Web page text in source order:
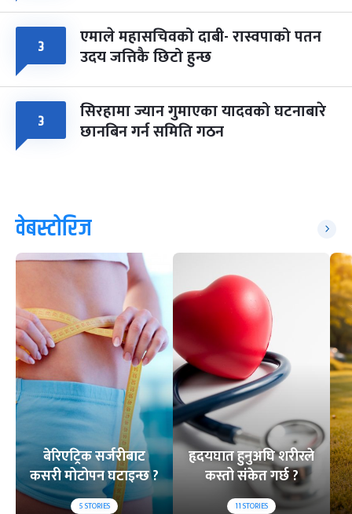
३ एमाले महासचिवको दाबी- रास्वपाको पतन
उदय जत्तिकै छिटो हुन्छ
३ सिरहामा ज्यान गुमाएका यादवको घटनाबारे
छानबिन गर्न समिति गठन
वेबस्टोरिज
बेरिएट्रिक सर्जरीबाट
कसरी मोटोपन घटाइन्छ ?
5STORIES
हृदयघात हुनुअघि शरीरले
कस्तो संकेत गर्छ ?
11STORIES